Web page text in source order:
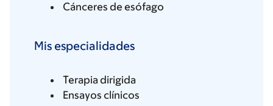
Cánceres de esófago
Mis especialidades
Terapia dirigida
Ensayos clínicos